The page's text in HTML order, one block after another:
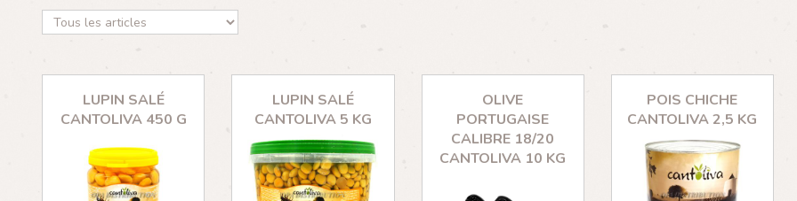
LUPIN SALÉ
CANTOLIVA 450 G
LUPIN SALÉ
CANTOLIVA 5 KG
OLIVE
PORTUGAISE
CALIBRE 18/20
CANTOLIVA 10 KG
POIS CHICHE
CANTOLIVA 2,5 KG